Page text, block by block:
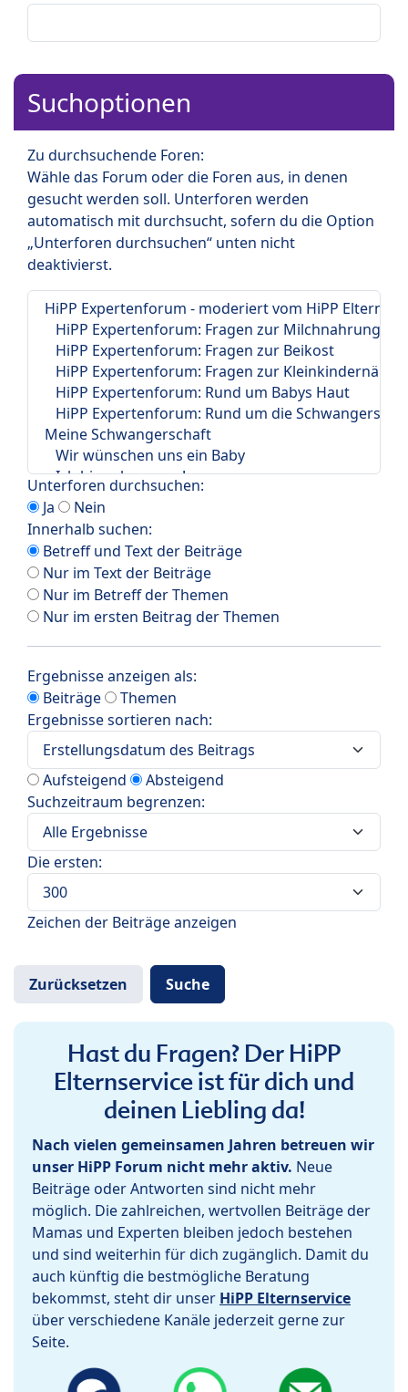
Suchoptionen
Zu durchsuchende Foren:
Wähle das Forum oder die Foren aus, in denen
gesucht werden soll. Unterforen werden
automatisch mit durchsucht, sofern du die Option
„Unterforen durchsuchen“ unten nicht
deaktivierst.
Unterforen durchsuchen:
Ja
Nein
Innerhalb suchen:
Betreff und Text der Beiträge
Nur im Text der Beiträge
Nur im Betreff der Themen
Nur im ersten Beitrag der Themen
Ergebnisse anzeigen als:
Beiträge
Themen
Ergebnisse sortieren nach:
Aufsteigend
Absteigend
Suchzeitraum begrenzen:
Die ersten:
Zeichen der Beiträge anzeigen
Hast du Fragen? Der HiPP
Elternservice ist für dich und
deinen Liebling da!
Nach vielen gemeinsamen Jahren betreuen wir
unser HiPP Forum nicht mehr aktiv. Neue
Beiträge oder Antworten sind nicht mehr
möglich. Die zahlreichen, wertvollen Beiträge der
Mamas und Experten bleiben jedoch bestehen
und sind weiterhin für dich zugänglich. Damit du
auch künftig die bestmögliche Beratung
bekommst, steht dir unser HiPP Elternservice
über verschiedene Kanäle jederzeit gerne zur
Seite.